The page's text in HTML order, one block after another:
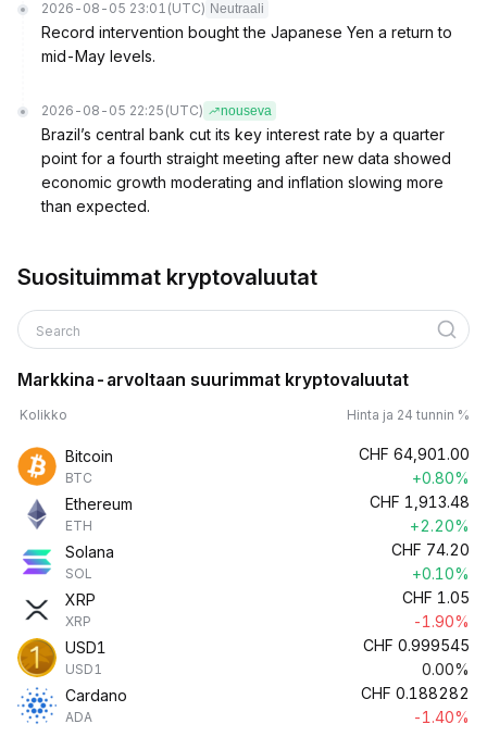
2026-08-05 23:01 (UTC) Neutraali
Record intervention bought the Japanese Yen a return to
mid-May levels.
2026-08-05 22:25 (UTC) nouseva
Brazil’s central bank cut its key interest rate by a quarter
point for a fourth straight meeting after new data showed
economic growth moderating and inflation slowing more
than expected.
Suosituimmat kryptovaluutat
Search
Markkina-arvoltaan suurimmat kryptovaluutat
Kolikko Hinta ja 24 tunnin %
Bitcoin
BTC
CHF 64,901.00
+0.80%
Ethereum
ETH
CHF 1,913.48
+2.20%
Solana
SOL
CHF 74.20
+0.10%
XRP
XRP
CHF 1.05
-1.90%
USD1
USD1
CHF 0.999545
0.00%
Cardano
ADA
CHF 0.188282
-1.40%